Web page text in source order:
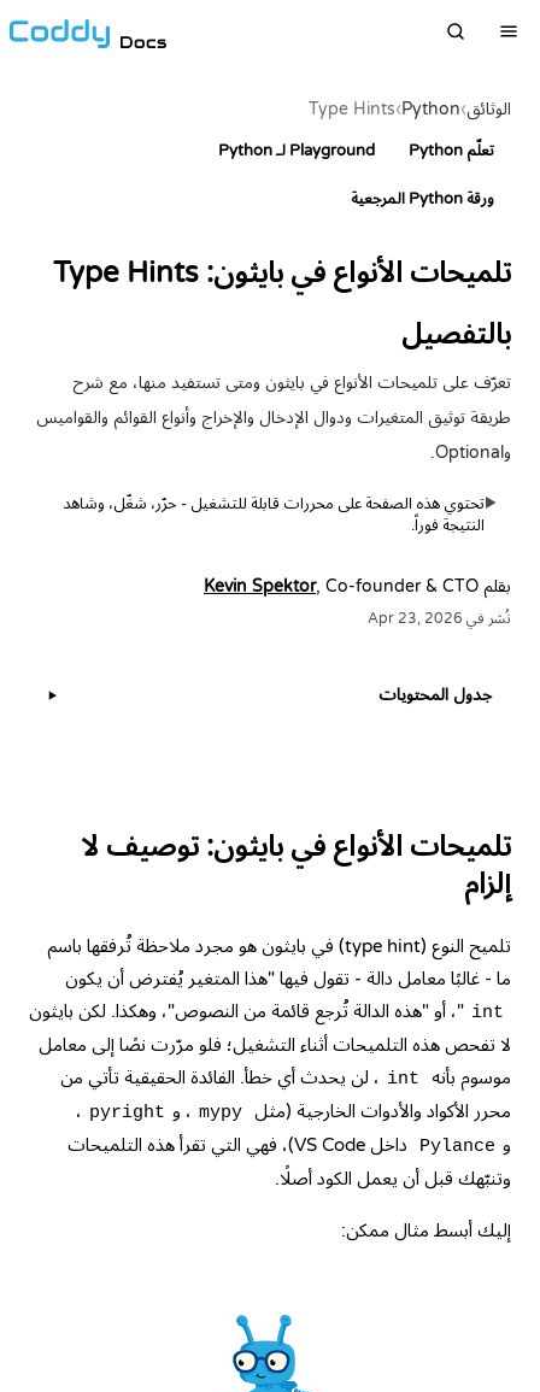
Docs
الوثائق›
Python
›
Type Hints
تعلّم Python Playground لـ Python
ورقة Python المرجعية
تلميحات الأنواع في بايثون: Type Hints
بالتفصيل
تعرّف على تلميحات الأنواع في بايثون ومتى تستفيد منها، مع شرح
طريقة توثيق المتغيرات ودوال الإدخال والإخراج وأنواع القوائم والقواميس
وOptional.
▶تحتوي هذه الصفحة على محررات قابلة للتشغيل - حرّر، شغّل، وشاهد
النتيجة فوراً.
بقلم Kevin Spektor, Co-founder & CTO
نُشر في Apr 23, 2026
تلميحات الأنواع في بايثون: توصيف لا
إلزام
تلميح النوع (type hint) في بايثون هو مجرد ملاحظة تُرفقها باسم
ما - غالبًا معامل دالة - تقول فيها "هذا المتغير يُفترض أن يكون
int "، أو "هذه الدالة تُرجع قائمة من النصوص"، وهكذا. لكن بايثون
لا تفحص هذه التلميحات أثناء التشغيل؛ فلو مرّرت نصًا إلى معامل
موسوم بأنه
int ، لن يحدث أي خطأ. الفائدة الحقيقية تأتي من
محرر الأكواد والأدوات الخارجية (مثل mypy ، و pyright ،
و Pylance
داخل VS Code)، فهي التي تقرأ هذه التلميحات
وتنبّهك قبل أن يعمل الكود أصلًا.
إليك أبسط مثال ممكن:
جدول المحتويات ▶